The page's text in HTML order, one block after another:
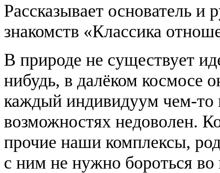
Рассказывает основатель и
знакомств «Классика
В природе не существует
нибудь, в далёком космосе
каждый индивидуум чем-то
возможностях недоволен.
прочие наши комплексы,
с ним не нужно бороться во